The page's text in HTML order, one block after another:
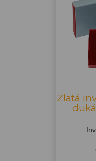
Zlatá